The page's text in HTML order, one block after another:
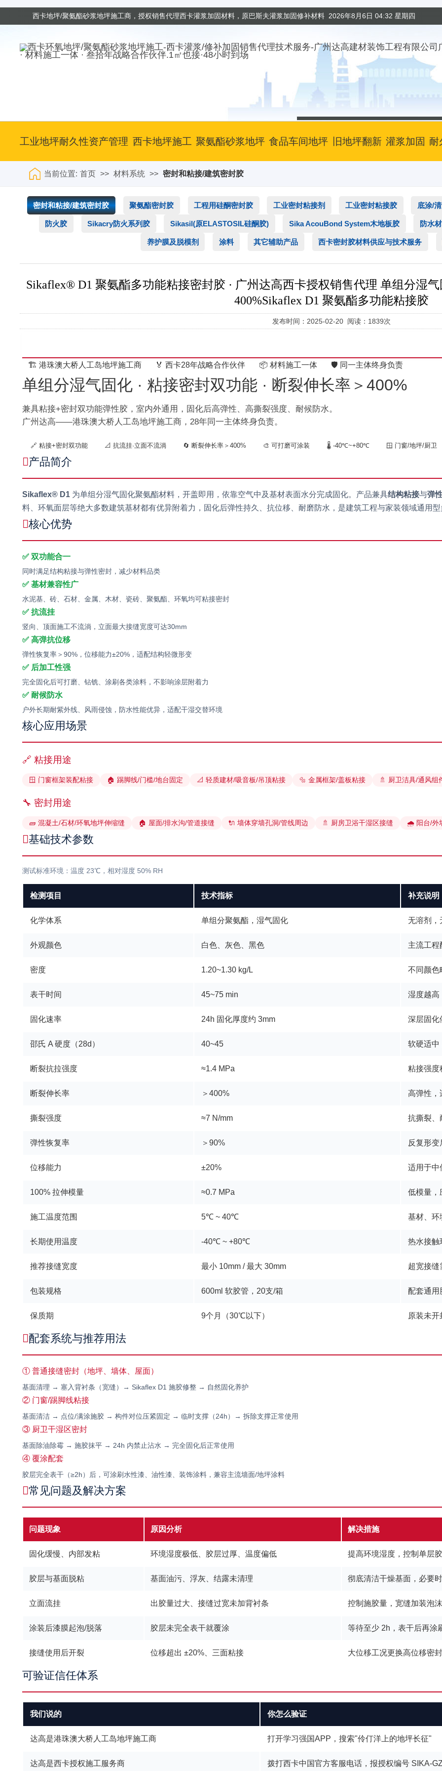
西卡地坪/聚氨酯砂浆地坪施工商，授权销售代理西卡灌浆加固材料，原巴斯夫灌浆加固修补材料 2026年8月6日 04:32 星期四
· 材料施工一体 · 叁拾年战略合作伙伴.1㎡也接·48小时到场
工业地坪耐久性资产管理 西卡地坪施工 聚氨酯砂浆地坪 食品车间地坪 旧地坪翻新 灌浆加固 耐
当前位置: 首页 >> 材料系统 >> 密封和粘接/建筑密封胶
密封和粘接/建筑密封胶 聚氨酯密封胶 工程用硅酮密封胶 工业密封粘接剂 工业密封粘接胶 底涂/
防火胶 Sikacry防火系列胶 Sikasil(原ELASTOSIL硅酮胶) Sika AcouBond System木地板胶 防水
养护膜及脱模剂 涂料 其它辅助产品 西卡密封胶材料供应与技术服务
Sikaflex® D1 聚氨酯多功能粘接密封胶 · 广州达高西卡授权销售代理 单组分湿气
400%Sikaflex D1 聚氨酯多功能粘接胶
发布时间：2025-02-20 阅读：1839次
🏗️ 港珠澳大桥人工岛地坪施工商 🏅 西卡28年战略合作伙伴 📦 材料施工一体 🛡️ 同一主体终身负责
单组分湿气固化 · 粘接密封双功能 · 断裂伸长率＞400%
兼具粘接+密封双功能弹性胶，室内外通用，固化后高弹性、高撕裂强度、耐候防水。
广州达高——港珠澳大桥人工岛地坪施工商，28年同一主体终身负责。
🔗 粘接+密封双功能 📐 抗流挂·立面不流淌 🔄 断裂伸长率＞400% 🎨 可打磨可涂装 🌡️ -40℃~+80℃ 🪟 门窗/地坪/厨卫
产品简介
Sikaflex® D1 为单组分湿气固化聚氨酯材料，开盖即用，依靠空气中及基材表面水分完成固化。产品兼具结构粘接与弹
料、环氧面层等绝大多数建筑基材都有优异附着力，固化后弹性持久、抗位移、耐磨防水，是建筑工程与家装领域通用型
核心优势
✅ 双功能合一
同时满足结构粘接与弹性密封，减少材料品类
✅ 基材兼容性广
水泥基、砖、石材、金属、木材、瓷砖、聚氨酯、环氧均可粘接密封
✅ 抗流挂
竖向、顶面施工不流淌，立面最大接缝宽度可达30mm
✅ 高弹抗位移
弹性恢复率＞90%，位移能力±20%，适配结构轻微形变
✅ 后加工性强
完全固化后可打磨、钻铣、涂刷各类涂料，不影响涂层附着力
✅ 耐候防水
户外长期耐紫外线、风雨侵蚀，防水性能优异，适配干湿交替环境
核心应用场景
🔗 粘接用途
🪟 门窗框架装配粘接 🏠 踢脚线/门槛/地台固定 📐 轻质建材/吸音板/吊顶粘接 🔩 金属框架/盖板粘接 🚿 厨卫洁具/通风组
🔧 密封用途
🧱 混凝土/石材/环氧地坪伸缩缝 🏠 屋面/排水沟/管道接缝 🔌 墙体穿墙孔洞/管线周边 🚿 厨房卫浴干湿区接缝 🌧️ 阳台/外
基础技术参数
测试标准环境：温度 23℃，相对湿度 50% RH
检测项目 技术指标 补充说明
化学体系 单组分聚氨酯，湿气固化 无溶剂，
外观颜色 白色、灰色、黑色 主流工程
密度 1.20~1.30 kg/L 不同颜色
表干时间 45~75 min 湿度越高
固化速率 24h 固化厚度约 3mm 深层固化
邵氏 A 硬度（28d） 40~45 软硬适中
断裂抗拉强度 ≈1.4 MPa 粘接强度
断裂伸长率 ＞400% 高弹性，
撕裂强度 ≈7 N/mm 抗撕裂、
弹性恢复率 ＞90% 反复形
位移能力 ±20% 适用于中
100% 拉伸模量 ≈0.7 MPa 低模量，
施工温度范围 5℃ ~ 40℃ 基材、环
长期使用温度 -40℃ ~ +80℃ 热水接
推荐接缝宽度 最小 10mm / 最大 30mm 超宽接缝
包装规格 600ml 软胶管，20支/箱 配套通用
保质期 9个月（30℃以下） 原装未开
配套系统与推荐用法
① 普通接缝密封（地坪、墙体、屋面）
基面清理 → 塞入背衬条（宽缝）→ Sikaflex D1 施胶修整 → 自然固化养护
② 门窗/踢脚线粘接
基面清洁 → 点位/满涂施胶 → 构件对位压紧固定 → 临时支撑（24h）→ 拆除支撑正常使用
③ 厨卫干湿区密封
基面除油除霉 → 施胶抹平 → 24h 内禁止沾水 → 完全固化后正常使用
④ 覆涂配套
胶层完全表干（≥2h）后，可涂刷水性漆、油性漆、装饰涂料，兼容主流墙面/地坪涂料
常见问题及解决方案
问题现象 原因分析 解决措施
固化缓慢、内部发粘 环境湿度极低、胶层过厚、温度偏低 提高环境湿度，控制单层
胶层与基面脱粘 基面油污、浮灰、结露未清理 彻底清洁干燥基面，必要
立面流挂 出胶量过大、接缝过宽未加背衬条 控制施胶量，宽缝加装泡
涂装后漆膜起泡/脱落 胶层未完全表干就覆涂 等待至少 2h，表干后再涂
接缝使用后开裂 位移超出 ±20%、三面粘接 大位移工况更换高位移密
可验证信任体系
我们说的 你怎么验证
达高是港珠澳大桥人工岛地坪施工商 打开学习强国APP，搜索"伶仃洋上的地坪长征"
达高是西卡授权施工服务商 拨打西卡中国官方客服电话，报授权编号 SIKA-